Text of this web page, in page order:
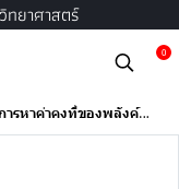
ทยาศาสตร์
0
าคงที่ของพลังค์ด้วยหลอด LED